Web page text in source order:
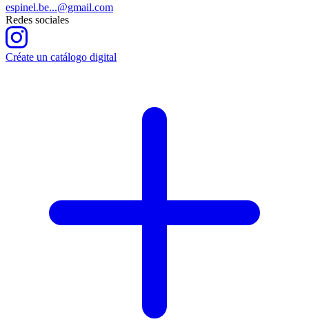
espinel.be...@gmail.com
Redes sociales
Créate un catálogo digital